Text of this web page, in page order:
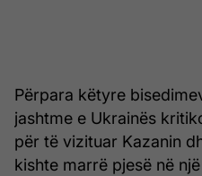
Përpara këtyre
jashtme e Ukrainës
për të vizituar Kazanin
kishte marrë pjesë në